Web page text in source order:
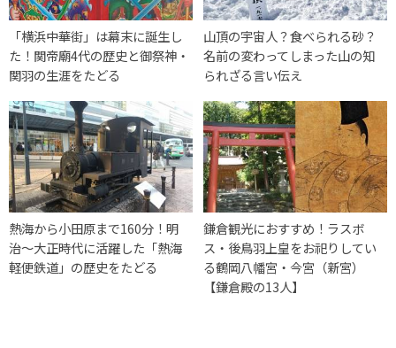
「横浜中華街」は幕末に誕生し
た！関帝廟4代の歴史と御祭神・
関羽の生涯をたどる
山頂の宇宙人？食べられる砂？
名前の変わってしまった山の知
られざる言い伝え
熱海から小田原まで160分！明
治〜大正時代に活躍した「熱海
軽便鉄道」の歴史をたどる
鎌倉観光におすすめ！ラスボ
ス・後鳥羽上皇をお祀りしてい
る鶴岡八幡宮・今宮（新宮）
【鎌倉殿の13人】